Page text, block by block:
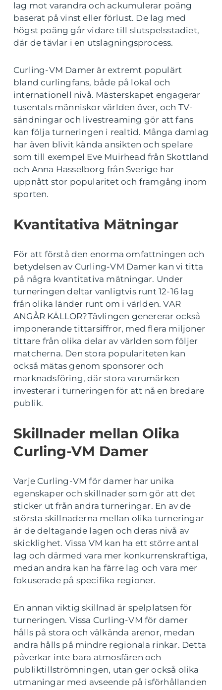
lag mot varandra och ackumulerar poäng
baserat på vinst eller förlust. De lag med
högst poäng går vidare till slutspelsstadiet,
där de tävlar i en utslagningsprocess.
Curling-VM Damer är extremt populärt
bland curlingfans, både på lokal och
internationell nivå. Mästerskapet engagerar
tusentals människor världen över, och TV-
sändningar och livestreaming gör att fans
kan följa turneringen i realtid. Många damlag
har även blivit kända ansikten och spelare
som till exempel Eve Muirhead från Skottland
och Anna Hasselborg från Sverige har
uppnått stor popularitet och framgång inom
sporten.
Kvantitativa Mätningar
För att förstå den enorma omfattningen och
betydelsen av Curling-VM Damer kan vi titta
på några kvantitativa mätningar. Under
turneringen deltar vanligtvis runt 12-16 lag
från olika länder runt om i världen. VAR
ANGÅR KÄLLOR?Tävlingen genererar också
imponerande tittarsiffror, med flera miljoner
tittare från olika delar av världen som följer
matcherna. Den stora populariteten kan
också mätas genom sponsorer och
marknadsföring, där stora varumärken
investerar i turneringen för att nå en bredare
publik.
Skillnader mellan Olika
Curling-VM Damer
Varje Curling-VM för damer har unika
egenskaper och skillnader som gör att det
sticker ut från andra turneringar. En av de
största skillnaderna mellan olika turneringar
är de deltagande lagen och deras nivå av
skicklighet. Vissa VM kan ha ett större antal
lag och därmed vara mer konkurrenskraftiga,
medan andra kan ha färre lag och vara mer
fokuserade på specifika regioner.
En annan viktig skillnad är spelplatsen för
turneringen. Vissa Curling-VM för damer
hålls på stora och välkända arenor, medan
andra hålls på mindre regionala rinkar. Detta
påverkar inte bara atmosfären och
publiktillströmningen, utan ger också olika
utmaningar med avseende på isförhållanden